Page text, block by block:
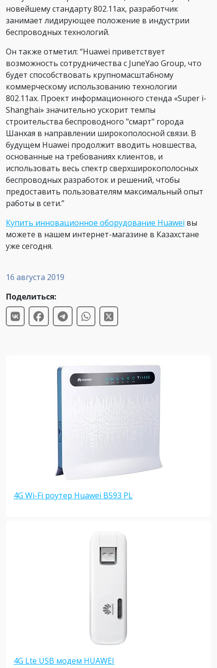
16 августа 2019
Поделиться:
4G Wi-Fi роутер Huawei B593 PL
4G Lte USB модем HUAWEI
новейшему стандарту 802.11ax, разработчик
занимает лидирующее положение в индустрии
беспроводных технологий.
Он также отметил: “Huawei приветствует
возможность сотрудничества с JuneYao Group, что
будет способствовать крупномасштабному
коммерческому использованию технологии
802.11ax. Проект информационного стенда «Super i-
Shanghai» значительно ускорит темпы
строительства беспроводного "смарт" города
Шанхая в направлении широкополосной связи. В
будущем Huawei продолжит вводить новшества,
основанные на требованиях клиентов, и
использовать весь спектр сверхширокополосных
беспроводных разработок и решений, чтобы
предоставить пользователям максимальный опыт
работы в сети.”
Купить инновационное оборудование Huawei вы
можете в нашем интернет-магазине в Казахстане
уже сегодня.